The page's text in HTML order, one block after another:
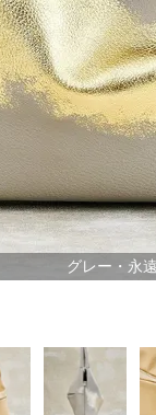
グレー・永